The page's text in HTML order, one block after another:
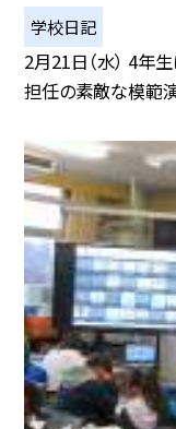
学校日記
2月21日（水） 4年
担任の素敵な模範